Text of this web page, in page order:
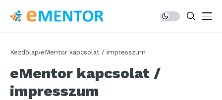
Kezdőlap eMentor kapcsolat / impresszum
eMentor kapcsolat /
impresszum